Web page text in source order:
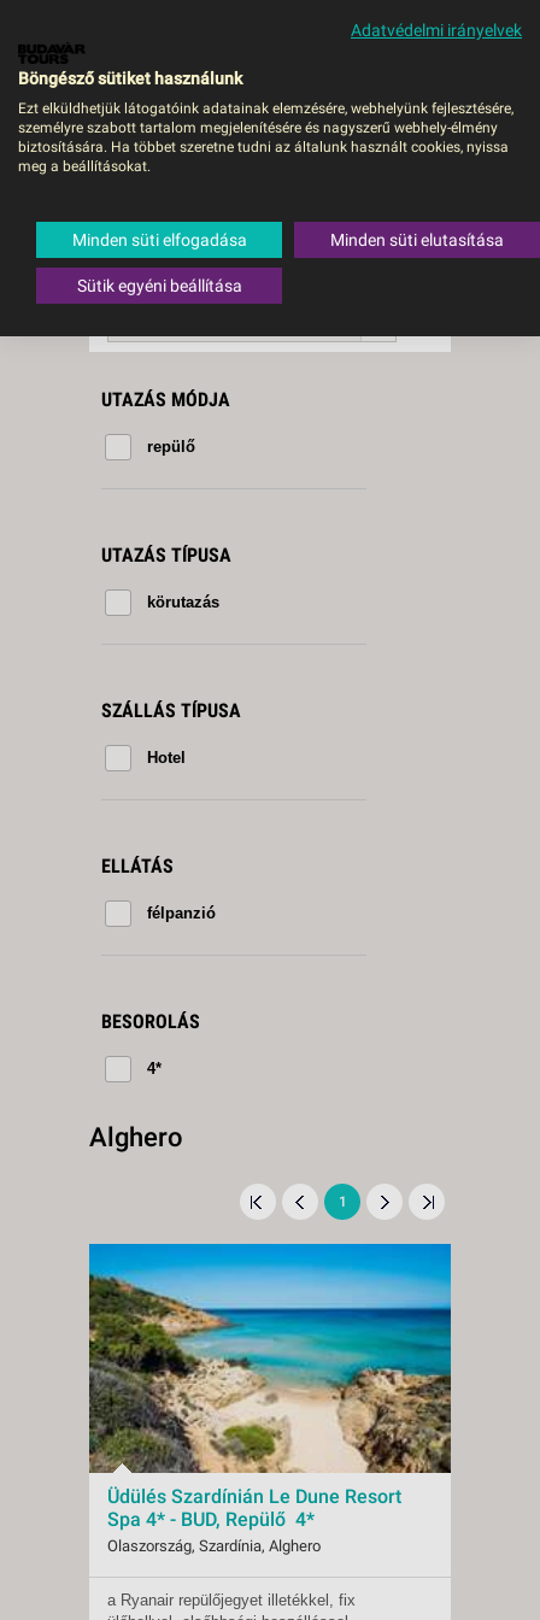
MENÜ
Alghero
megfelelő utazásttaláltunk.
A keresővel tovább szűkítheti a
találati listát!
RENDEZÉS:
UTAZÁS MÓDJA
repülő
UTAZÁS TÍPUSA
körutazás
SZÁLLÁS TÍPUSA
Hotel
ELLÁTÁS
félpanzió
BESOROLÁS
4*
Alghero
1
Üdülés Szardínián Le Dune Resort
Spa 4* - BUD, Repülő 4*
Olaszország, Szardínia, Alghero
Indulások:
2026.09.03-tól
a Ryanair repülőjegyet illetékkel, fix
Adatvédelmi irányelvek
Böngésző sütiket használunk
Ezt elküldhetjük látogatóink adatainak elemzésére, webhelyünk fejlesztésére,
személyre szabott tartalom megjelenítésére és nagyszerű webhely-élmény
biztosítására. Ha többet szeretne tudni az általunk használt cookies, nyissa
meg a beállításokat.
Minden süti elfogadása Minden süti elutasítása
Sütik egyéni beállítása